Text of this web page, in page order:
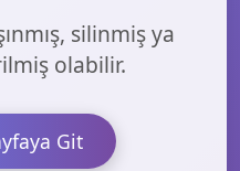
silinmiş ya
olabilir.
Git